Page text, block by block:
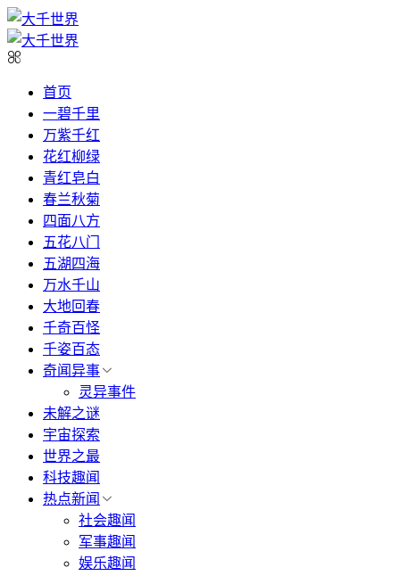
首页
一碧千里
万紫千红
花红柳绿
青红皂白
春兰秋菊
四面八方
五花八门
五湖四海
万水千山
大地回春
千奇百怪
千姿百态
奇闻异事
灵异事件
未解之谜
宇宙探索
世界之最
科技趣闻
热点新闻
社会趣闻
军事趣闻
娱乐趣闻